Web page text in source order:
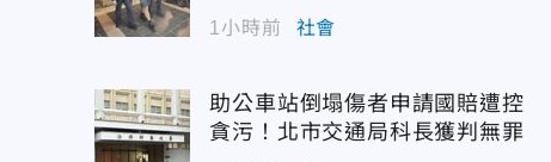
遭逮
1小時前 社會
助公車站倒塌傷者申請國賠遭控
貪污！北市交通局科長獲判無罪